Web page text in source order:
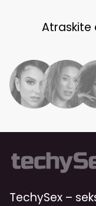
Atraskite
TechySex –